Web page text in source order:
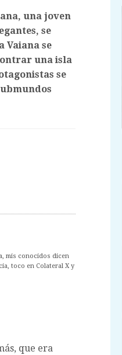
una joven
se
Vaiana se
una isla
se
mis conocidos dicen
toco en Colateral X y
que era